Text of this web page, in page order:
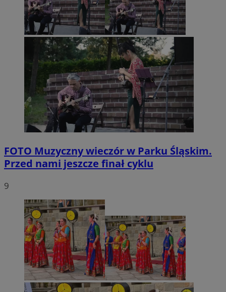
FOTO Muzyczny wieczór w Parku Śląskim.
Przed nami jeszcze finał cyklu
9